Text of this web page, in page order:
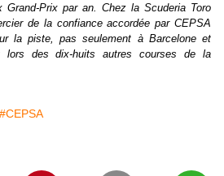
Grand-Prix par an. Chez la Scuderia Toro
de la confiance accordée par CEPSA
la piste, pas seulement à Barcelone et
lors des dix-huits autres courses de la
#CEPSA